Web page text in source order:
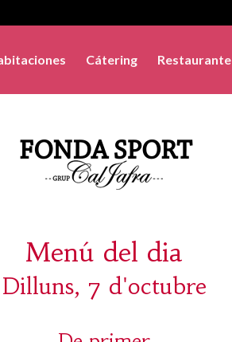
Cátering Restaurante
Menú del dia
Dilluns, 7 d'octubre